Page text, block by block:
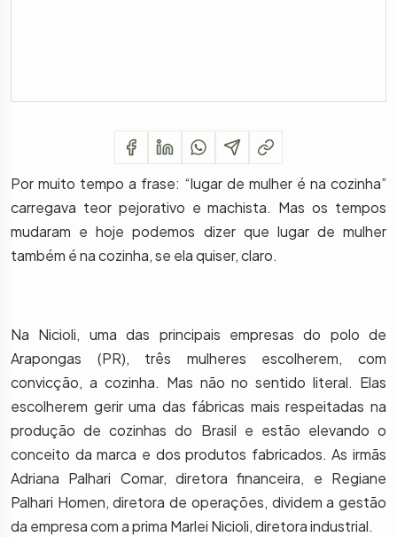
Por muito tempo a frase: “lugar de mulher é na cozinha”
carregava teor pejorativo e machista. Mas os tempos
mudaram e hoje podemos dizer que lugar de mulher
também é na cozinha, se ela quiser, claro.
Na Nicioli, uma das principais empresas do polo de
Arapongas (PR), três mulheres escolherem, com
convicção, a cozinha. Mas não no sentido literal. Elas
escolherem gerir uma das fábricas mais respeitadas na
produção de cozinhas do Brasil e estão elevando o
conceito da marca e dos produtos fabricados. As irmãs
Adriana Palhari Comar, diretora financeira, e Regiane
Palhari Homen, diretora de operações, dividem a gestão
da empresa com a prima Marlei Nicioli, diretora industrial.